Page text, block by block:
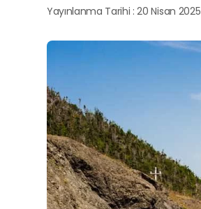
Yayınlanma Tarihi : 20 Nisan 2025